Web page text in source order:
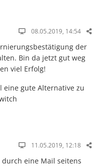
08.05.2019, 14:54
der
Bin da jetzt gut weg
viel Erfolg!
eine gute Alternative zu
11.05.2019, 12:18
eine Mail seitens